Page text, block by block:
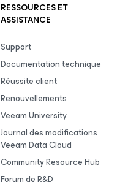
RESSOURCES ET
ASSISTANCE
Support
Documentation technique
Réussite client
Renouvellements
Veeam University
Journal des modifications
Veeam Data Cloud
Community Resource Hub
Forum de R&D